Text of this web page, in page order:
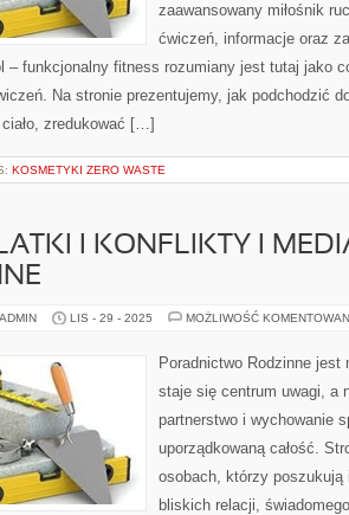
zaawansowany miłośnik
ćwiczeń, informacje oraz
– funkcjonalny fitness rozumiany jest tutaj jako
Na stronie prezentujemy, jak podchodzić
ciało, zredukować […]
KOSMETYKI ZERO WASTE
I KONFLIKTY I
LIS - 29 - 2025 MOŻLIWOŚĆ
Poradnictwo Rodzinne
staje się centrum uwagi, a
partnerstwo i wychowanie
uporządkowaną całość.
osobach, którzy poszukują
bliskich relacji,